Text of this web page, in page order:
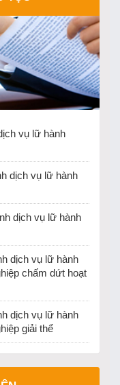
vụ lữ hành
dịch vụ lữ hành
dịch vụ lữ hành
dịch vụ lữ hành
chấm dứt hoạt
dịch vụ lữ hành
giải thể